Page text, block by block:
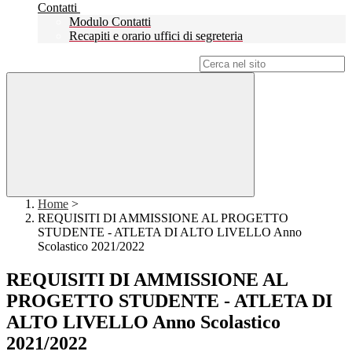
Contatti
Modulo Contatti
Recapiti e orario uffici di segreteria
Home >
REQUISITI DI AMMISSIONE AL PROGETTO
STUDENTE - ATLETA DI ALTO LIVELLO Anno
Scolastico 2021/2022
REQUISITI DI AMMISSIONE AL
PROGETTO STUDENTE - ATLETA DI
ALTO LIVELLO Anno Scolastico
2021/2022